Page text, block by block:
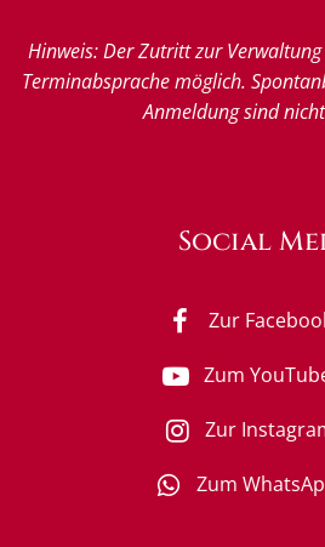
Hinweis: Der Zutritt zur
Terminabsprache möglich.
Anmeldung sind
Social
Zur
Zum
Zur
Zum